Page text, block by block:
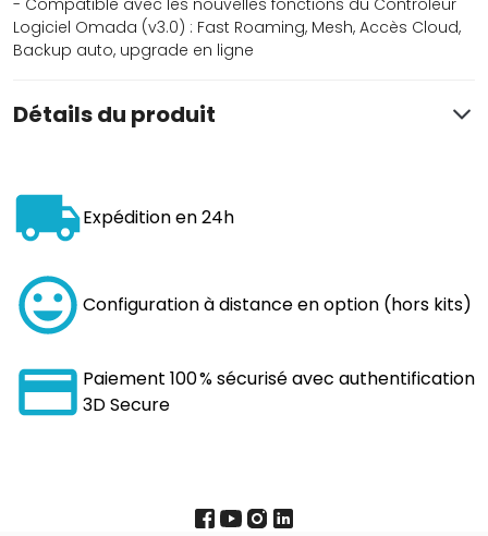
Logiciel Omada (v3.0) : Fast Roaming, Mesh, Accès Cloud,
Backup auto, upgrade en ligne
Détails du produit
Expédition en 24h
Configuration à distance en option (hors kits)
Paiement 100 % sécurisé avec authentification
3D Secure